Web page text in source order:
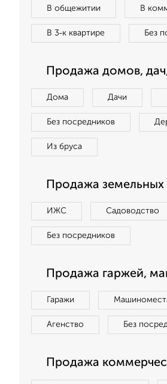
В общежитии В
В 3‑к квартире Без
Продажа домов,
Дома Дачи
Без посредников
Из бруса
Продажа земельных
ИЖС Садоводство
Без посредников
Продажа гаржей,
Гаражи
Агенство Без
Продажа